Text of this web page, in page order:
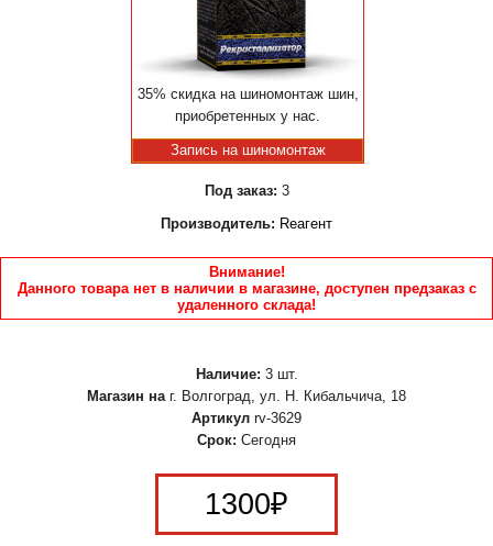
35% скидка на шиномонтаж шин,
приобретенных у нас.
Запись на шиномонтаж
Под заказ: 3
Производитель: Reагент
Внимание!
Данного товара нет в наличии в магазине, доступен предзаказ с
удаленного склада!
Наличие: 3 шт.
Магазин на г. Волгоград, ул. Н. Кибальчича, 18
Артикул rv-3629
Срок: Сегодня
1300₽